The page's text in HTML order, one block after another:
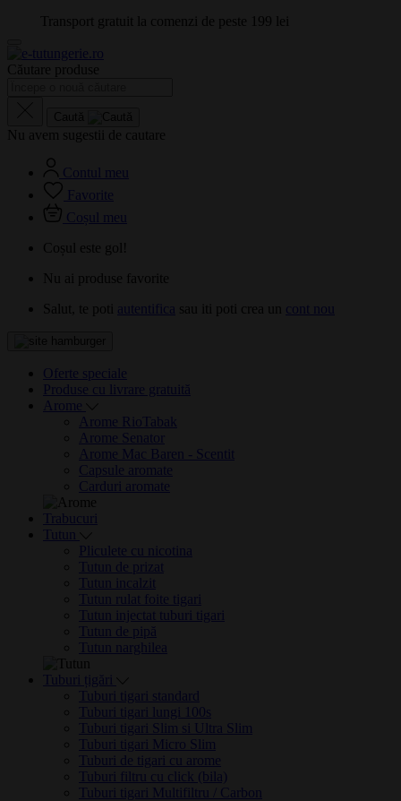
Transport gratuit la comenzi de peste 199 lei
Căutare produse
Nu avem sugestii de cautare
Contul meu
Favorite
Coșul meu
Coșul este gol!
Nu ai produse favorite
Salut, te poti autentifica sau iti poti crea un cont nou
Oferte speciale
Produse cu livrare gratuită
Arome
Arome RioTabak
Arome Senator
Arome Mac Baren - Scentit
Capsule aromate
Carduri aromate
Trabucuri
Tutun
Pliculete cu nicotina
Tutun de prizat
Tutun incalzit
Tutun rulat foite tigari
Tutun injectat tuburi tigari
Tutun de pipă
Tutun narghilea
Tuburi țigări
Tuburi tigari standard
Tuburi tigari lungi 100s
Tuburi tigari Slim si Ultra Slim
Tuburi tigari Micro Slim
Tuburi de tigari cu arome
Tuburi filtru cu click (bila)
Tuburi tigari Multifiltru / Carbon